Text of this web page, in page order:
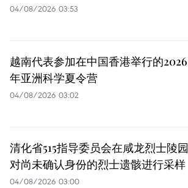
04/08/2026 03:53
越南代表参加在中国香港举行的2026
年亚洲科学夏令营
04/08/2026 03:02
清化省515指导委员会在咸龙烈士陵园
对尚未确认身份的烈士遗骸进行采样
04/08/2026 03:00